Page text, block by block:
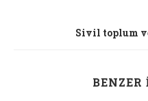
Sivil toplum
BENZER